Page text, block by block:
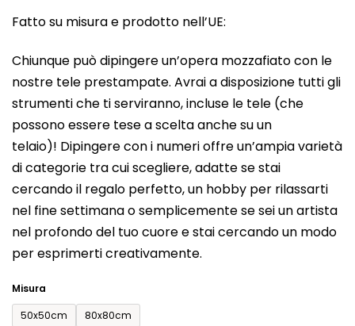
Fatto su misura e prodotto nell’UE:
Chiunque può dipingere un’opera mozzafiato con le
nostre tele prestampate. Avrai a disposizione tutti gli
strumenti che ti serviranno, incluse le tele (che
possono essere tese a scelta anche su un
telaio)! Dipingere con i numeri offre un’ampia varietà
di categorie tra cui scegliere, adatte se stai
cercando il regalo perfetto, un hobby per rilassarti
nel fine settimana o semplicemente se sei un artista
nel profondo del tuo cuore e stai cercando un modo
per esprimerti creativamente.
Misura
50x50cm
80x80cm
media
prodotto
è
0,0
su
5
stelle.